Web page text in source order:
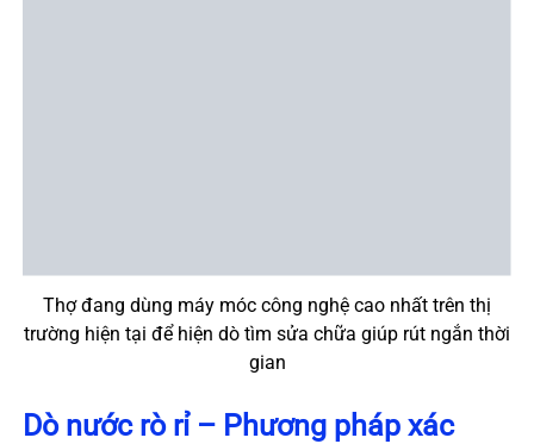
Thợ đang dùng máy móc công nghệ cao nhất trên thị
trường hiện tại để hiện dò tìm sửa chữa giúp rút ngắn thời
gian
Dò nước rò rỉ – Phương pháp xác